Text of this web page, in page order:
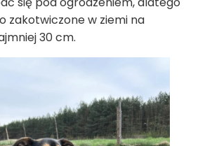
zakotwiczone w ziemi na
30 cm.